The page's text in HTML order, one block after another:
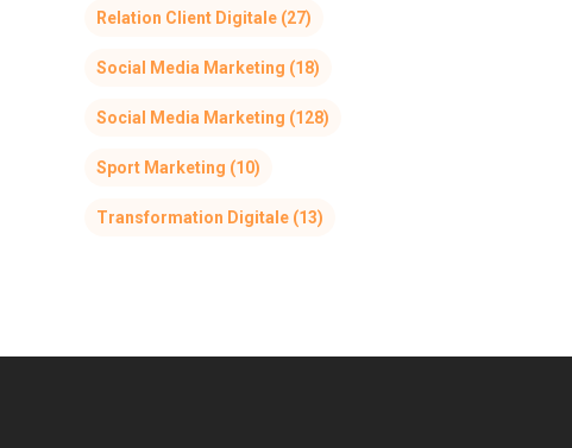
Relation Client Digitale(27)
Social Media Marketing (18)
Social Media Marketing (128)
Sport Marketing (10)
Transformation Digitale(13)